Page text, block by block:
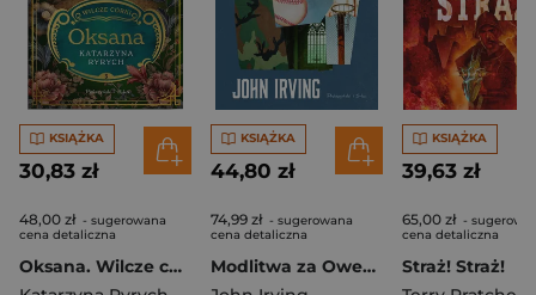
KSIĄŻKA
30,83 zł
48,00 zł - sugerowana
cena detaliczna
Oksana. Wilcze córki. Tom 3
KSIĄŻKA
44,80 zł
74,99 zł - sugerowana
cena detaliczna
Modlitwa za Owena
KSIĄŻKA
39,63 zł
65,00 zł -
cena detaliczna
Straż! Straż!